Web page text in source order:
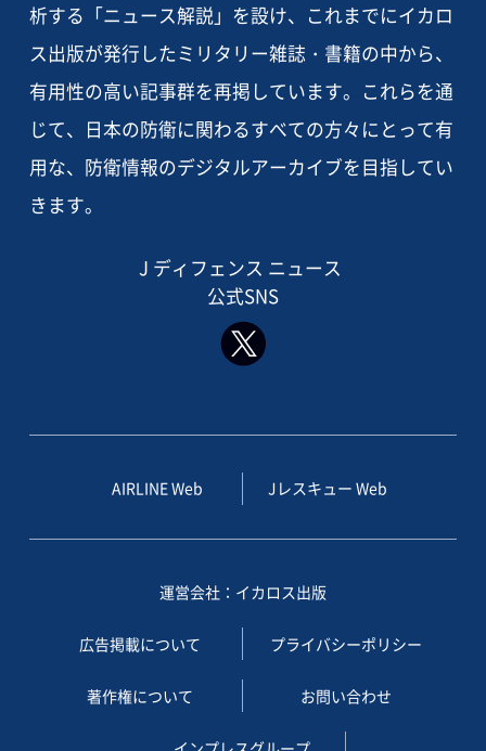
析する「ニュース解説」を設け、これまでにイカロ
ス出版が発行したミリタリー雑誌・書籍の中から、
有用性の高い記事群を再掲しています。これらを通
じて、日本の防衛に関わるすべての方々にとって有
用な、防衛情報のデジタルアーカイブを目指してい
きます。
J ディフェンス ニュース
公式SNS
AIRLINE Web Jレスキュー Web
運営会社：イカロス出版
広告掲載について プライバシーポリシー
著作権について お問い合わせ